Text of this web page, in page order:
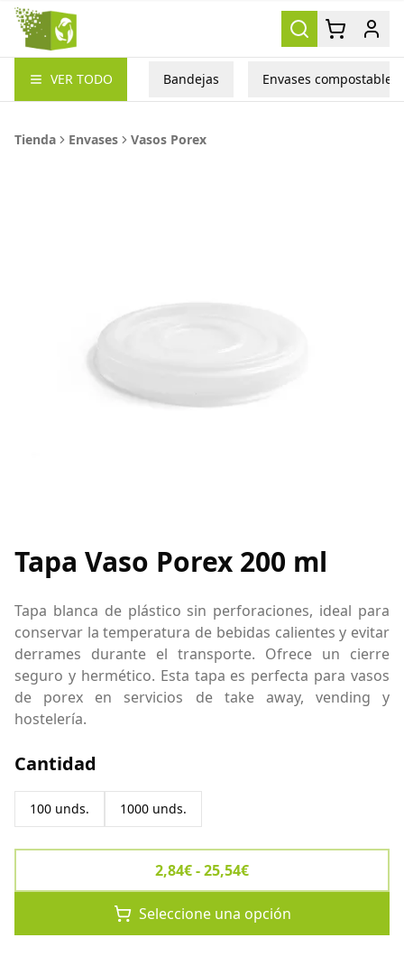
Packea
VER TODO Bandejas Envases compostables
Tienda Envases Vasos Porex
Tapa Vaso Porex 200 ml
Tapa blanca de plástico sin perforaciones, ideal para
conservar la temperatura de bebidas calientes y evitar
derrames durante el transporte. Ofrece un cierre
seguro y hermético. Esta tapa es perfecta para vasos
de porex en servicios de take away, vending y
hostelería.
Cantidad
100 unds. 1000 unds.
2,84€ - 25,54€
Seleccione una opción